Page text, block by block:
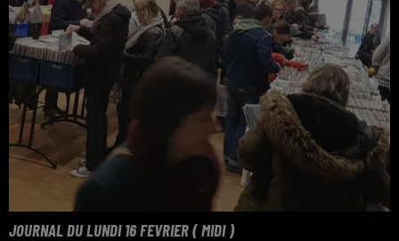
JOURNAL DU LUNDI 16 FEVRIER ( MIDI )